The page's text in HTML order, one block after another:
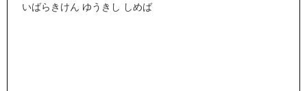
いばらきけん ゆうきし しめば